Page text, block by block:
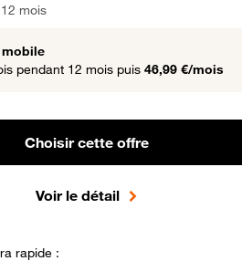
mois
pendant 12 mois puis 46,99 €/mois
Choisir cette offre
Voir le détail
rapide :